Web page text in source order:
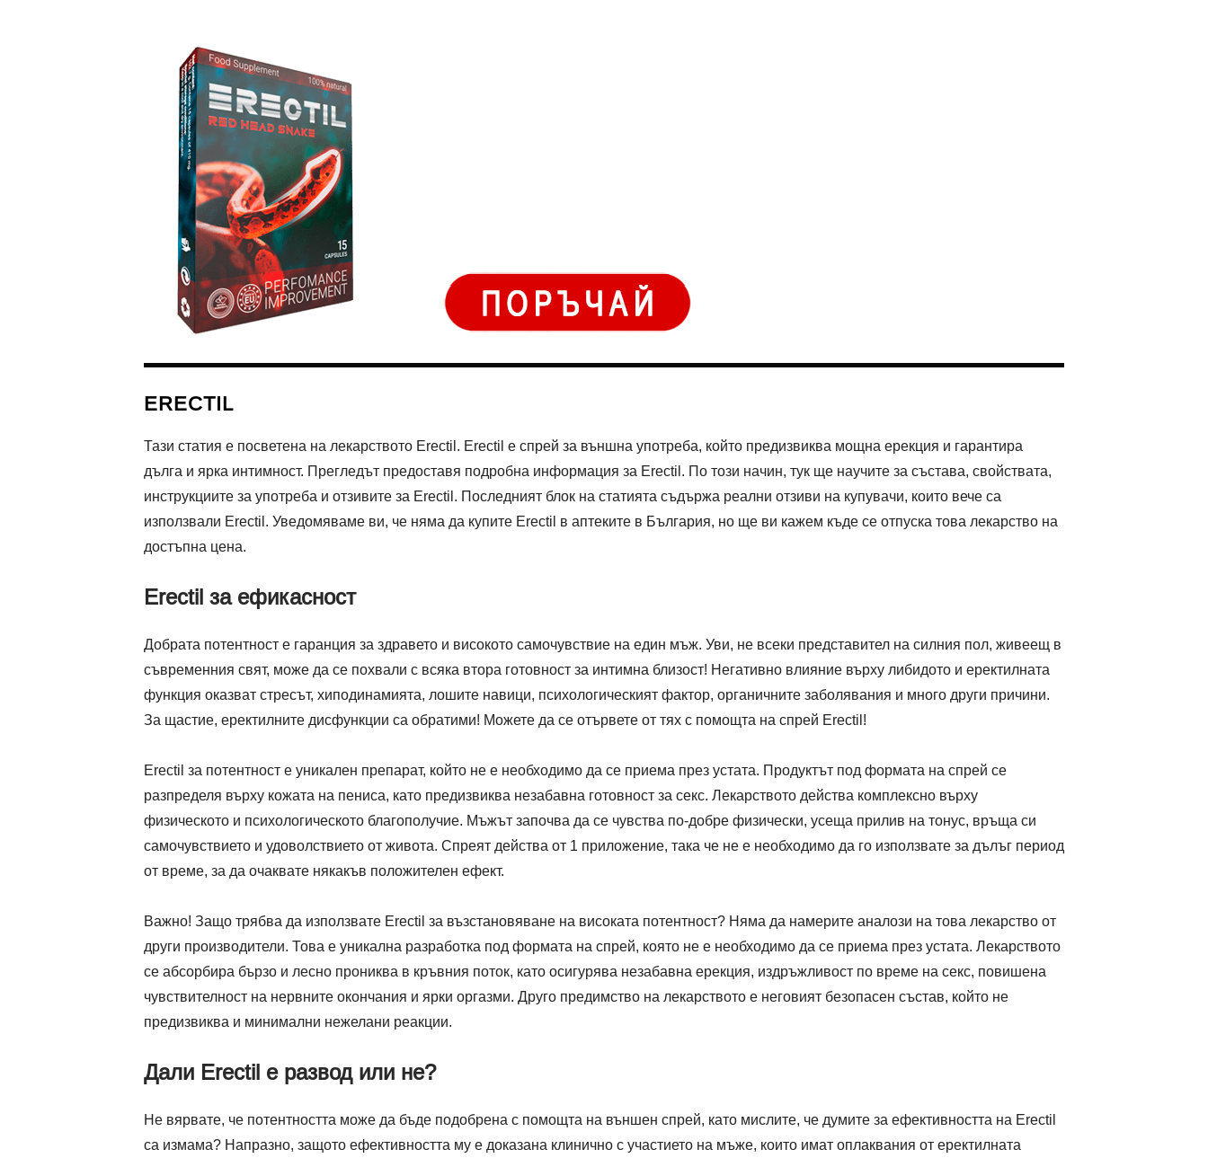
ERECTIL
Тази статия е посветена на лекарството Erectil. Erectil е спрей за външна употреба, който предизвиква мощна ерекция и гарантира
дълга и ярка интимност. Прегледът предоставя подробна информация за Erectil. По този начин, тук ще научите за състава, свойствата,
инструкциите за употреба и отзивите за Erectil. Последният блок на статията съдържа реални отзиви на купувачи, които вече са
използвали Erectil. Уведомяваме ви, че няма да купите Erectil в аптеките в България, но ще ви кажем къде се отпуска това лекарство на
достъпна цена.
Erectil за ефикасност
Добрата потентност е гаранция за здравето и високото самочувствие на един мъж. Уви, не всеки представител на силния пол, живеещ в
съвременния свят, може да се похвали с всяка втора готовност за интимна близост! Негативно влияние върху либидото и еректилната
функция оказват стресът, хиподинамията, лошите навици, психологическият фактор, органичните заболявания и много други причини.
За щастие, еректилните дисфункции са обратими! Можете да се отървете от тях с помощта на спрей Erectil!
Erectil за потентност е уникален препарат, който не е необходимо да се приема през устата. Продуктът под формата на спрей се
разпределя върху кожата на пениса, като предизвиква незабавна готовност за секс. Лекарството действа комплексно върху
физическото и психологическото благополучие. Мъжът започва да се чувства по-добре физически, усеща прилив на тонус, връща си
самочувствието и удоволствието от живота. Спреят действа от 1 приложение, така че не е необходимо да го използвате за дълъг период
от време, за да очаквате някакъв положителен ефект.
Важно! Защо трябва да използвате Erectil за възстановяване на високата потентност? Няма да намерите аналози на това лекарство от
други производители. Това е уникална разработка под формата на спрей, която не е необходимо да се приема през устата. Лекарството
се абсорбира бързо и лесно прониква в кръвния поток, като осигурява незабавна ерекция, издръжливост по време на секс, повишена
чувствителност на нервните окончания и ярки оргазми. Друго предимство на лекарството е неговият безопасен състав, който не
предизвиква и минимални нежелани реакции.
Дали Erectil е развод или не?
Не вярвате, че потентността може да бъде подобрена с помощта на външен спрей, като мислите, че думите за ефективността на Erectil
са измама? Напразно, защото ефективността му е доказана клинично с участието на мъже, които имат оплаквания от еректилната